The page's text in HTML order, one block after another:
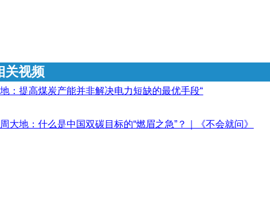
关视频
：提高煤炭产能并非解决电力短缺的最优手段“
大地：什么是中国双碳目标的“燃眉之急”？｜《不会就问》